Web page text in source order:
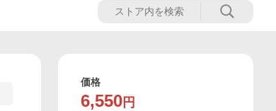
価格
6,550 円